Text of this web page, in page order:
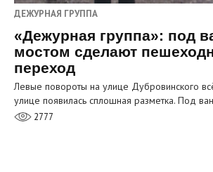
ДЕЖУРНАЯ ГРУППА
«Дежурная группа»: под
мостом сделают
переход
Левые повороты на улице Дубровинского
улице появилась сплошная разметка. Под
2777